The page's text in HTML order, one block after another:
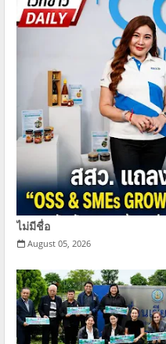
ไม่มีชื่อ
August 05, 2026